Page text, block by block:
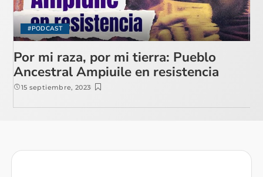
#PODCAST
Por mi raza, por mi tierra: Pueblo
Ancestral Ampiuile en resistencia
15 septiembre, 2023